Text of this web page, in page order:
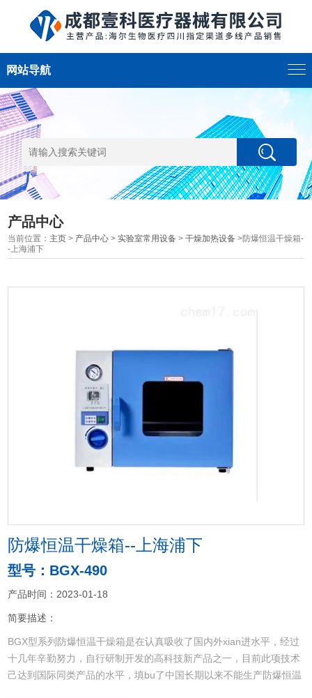
网站导航
产品中心
当前位置： 主页 > 产品中心 >实验室常用设备 >干燥加热设备 >防爆恒温干燥箱-
-上海浦下
防爆恒温干燥箱--上海浦下
型号：BGX-490
产品时间：2023-01-18
简要描述：
BGX型系列防爆恒温干燥箱是在认真吸收了国内外xian进水平，经过
十几年辛勤努力，自行研制开发的高科技新产品之一，目前此项技术
己达到国际同类产品的水平，填bu了中国长期以来不能生产防爆恒温